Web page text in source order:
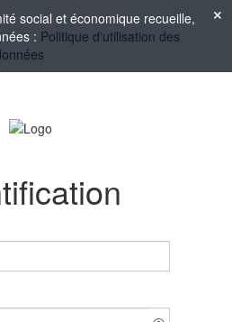
social et économique recueille,
: Politique d'utilisation des